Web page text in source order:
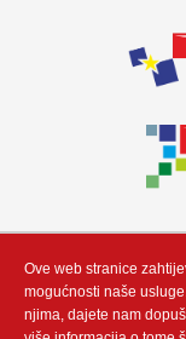
„Izradu internetske
Ove web stranice
mogućnosti naše
njima, dajete nam